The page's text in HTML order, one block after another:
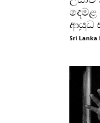
ආයුධ
Sri Lanka